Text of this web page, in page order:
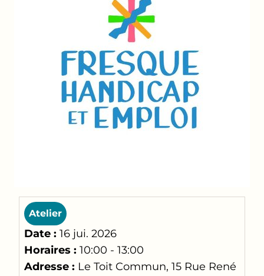
Atelier
Date : 16 jui. 2026
Horaires : 10:00 - 13:00
Adresse : Le Toit Commun, 15 Rue René